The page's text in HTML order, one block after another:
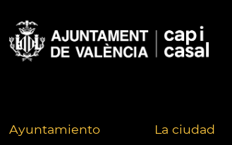
Ayuntamiento La ciudad